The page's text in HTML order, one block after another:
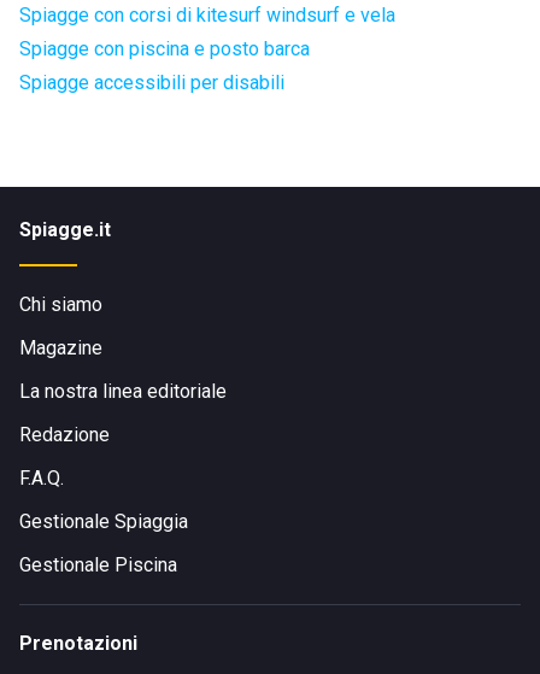
Spiagge con corsi di kitesurf windsurf e vela
Spiagge con piscina e posto barca
Spiagge accessibili per disabili
Spiagge.it
Chi siamo
Magazine
La nostra linea editoriale
Redazione
F.A.Q.
Gestionale Spiaggia
Gestionale Piscina
Prenotazioni